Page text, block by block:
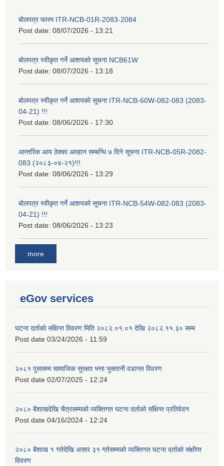
बोलपत्र फारम ITR-NCB-01R-2083-2084
Post date: 08/07/2026 - 13:21
बोलपत्र स्वीकृत गर्ने आशयको सूचना NCB61W
Post date: 08/07/2026 - 13:18
बोलपत्र स्वीकृत गर्ने आशयको सूचना ITR-NCB-60W-082-083 (2083-
04-21) !!!
Post date: 08/06/2026 - 17:30
आन्तरिक आय ठेक्का आव्हान सम्बन्धि ७ दिने सूचना ITR-NCB-05R-2082-
083 (२०८३-०४-२१)!!!
Post date: 08/06/2026 - 13:29
बोलपत्र स्वीकृत गर्ने आशयको सूचना ITR-NCB-54W-082-083 (2083-
04-21) !!!
Post date: 08/06/2026 - 13:23
more
eGov services
घटना दर्ताको संक्षिप्त विवरण मिति २०८२.०१.०१ देखि २०८२.११.३० सम्म
Post date 03/24/2026 - 11:59
२०८१ पुससम्म सामाजिक सुरक्षाा भत्ता भुक्तानी वडागत विवरण
Post date 02/07/2025 - 12:24
२०८० बैशाखदेखि चैत्रसम्मको व्यक्तिगत घटना दर्ताको संक्षिप्त प्रतिवेदन
Post date 04/16/2024 - 12:24
२०८० बैशाख १ गतेदेखि असार ३१ गतेसम्मको व्यक्तिगत घटना दर्ताको संक्षीप्त
विवरण